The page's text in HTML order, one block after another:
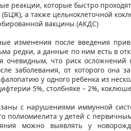
реакции, которые быстро
(БЦЖ), а также цельноклеточной
вакцины (АКДС)​
изменения после введения
редки, а данные по ним есть в
очевидным, что риск
заболевания, от которого она
у одного ребенка из
5%, столбняке – 2%,
с нарушениями иммунной
полиомиелита у детей с
можно выявлять у